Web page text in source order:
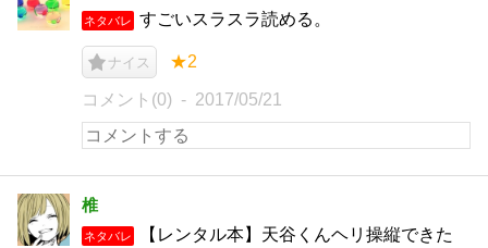
ネタバレ すごいスラスラ読める。
ナイス ★2
コメント(0) 2017/05/21
椎
ネタバレ
【レンタル本】天谷くんヘリ操縦できた